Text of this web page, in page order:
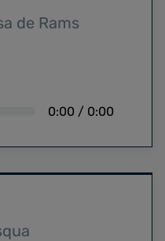
de Rams
0:00 / 0:00